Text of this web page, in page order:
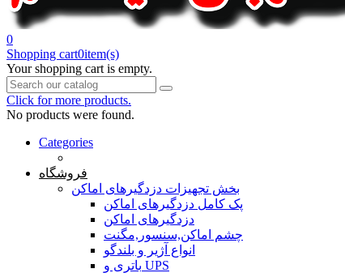
0
Shopping cart0item(s)
Your shopping cart is empty.
Click for more products.
No products were found.
Categories
فروشگاه
بخش تجهیزات دزدگیرهای اماکن
پک کامل دزدگیرهای اماکن
دزدگیرهای اماکن
چشم اماکن,سنسور,مگنت
انواع آژیر و بلندگو
باتری و UPS